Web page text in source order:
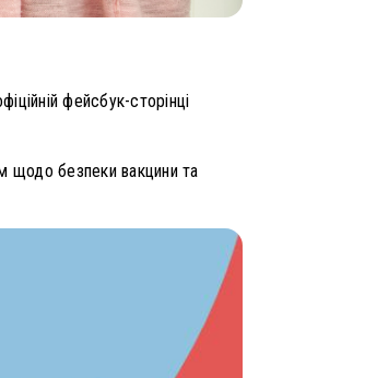
фейсбук-сторінці
щодо безпеки вакцини та